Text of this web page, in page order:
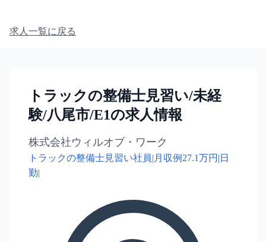
求人一覧に戻る
トラックの整備士見習い/未経
験/八尾市/E1の求人情報
株式会社ウィルオブ・ワーク
トラックの整備士見習い社員|月収例27.1万円|日
勤|